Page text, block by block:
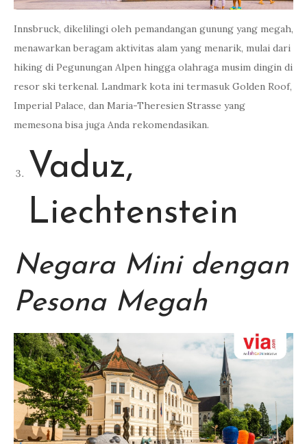
Innsbruck, dikelilingi oleh pemandangan gunung yang megah,
menawarkan beragam aktivitas alam yang menarik, mulai dari
hiking di Pegunungan Alpen hingga olahraga musim dingin di
resor ski terkenal. Landmark kota ini termasuk Golden Roof,
Imperial Palace, dan Maria-Theresien Strasse yang
memesona bisa juga Anda rekomendasikan.
Vaduz,
Liechtenstein
Negara Mini dengan
Pesona Megah